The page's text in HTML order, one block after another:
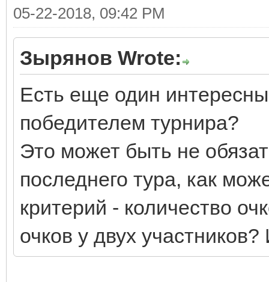
05-22-2018, 09:42 PM
Зырянов Wrote:
Есть еще один
победителем турнира?
Это может быть не
последнего тура, как
критерий - количество
очков у двух